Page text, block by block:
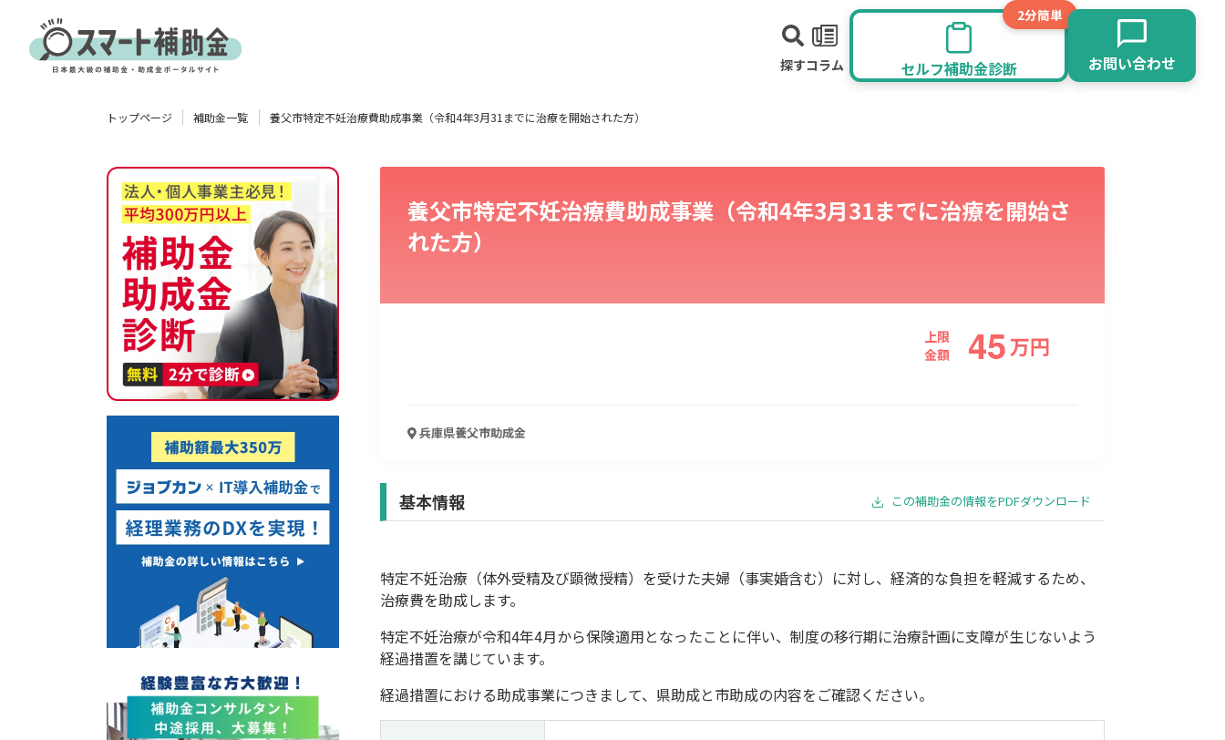
探すコラム
2分簡単
セルフ補助金診断 お問い合わせ
製造業 情報通信業 卸売･小売業
人材採用・雇用
トップページ 補助金一覧 養父市特定不妊治療費助成事業（令和4年3月31までに治療を開始された方）
養父市特定不妊治療費助成事業（令和4年3月31までに治療を開始さ
れた方）
上限
金額
45万円
兵庫県養父市助成金
基本情報 この補助金の情報をPDFダウンロード
特定不妊治療（体外受精及び顕微授精）を受けた夫婦（事実婚含む）に対し、経済的な負担を軽減するため、
治療費を助成します。
特定不妊治療が令和4年4月から保険適用となったことに伴い、制度の移行期に治療計画に支障が生じないよう
経過措置を講じています。
経過措置における助成事業につきまして、県助成と市助成の内容をご確認ください。